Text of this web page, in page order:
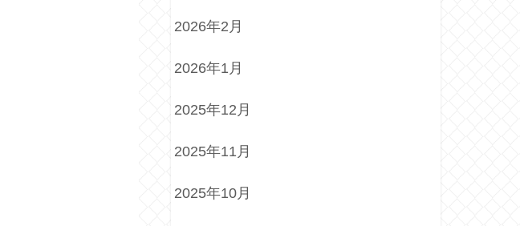
2026年2月
2026年1月
2025年12月
2025年11月
2025年10月